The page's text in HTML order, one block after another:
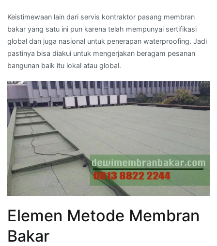
Keistimewaan lain dari servis kontraktor pasang membran
bakar yang satu ini pun karena telah mempunyai sertifikasi
global dan juga nasional untuk penerapan waterproofing. Jadi
pastinya bisa diakui untuk mengerjakan beragam pesanan
bangunan baik itu lokal atau global.
Elemen Metode Membran
Bakar